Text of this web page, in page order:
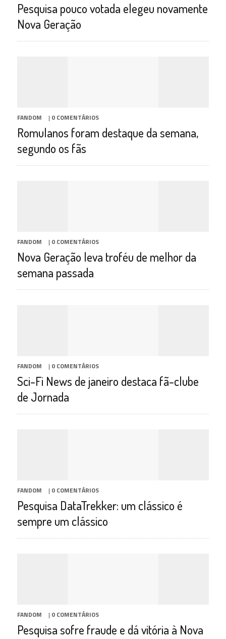
Pesquisa pouco votada elegeu novamente
Nova Geração
FANDOM | 0 COMENTÁRIOS
Romulanos foram destaque da semana,
segundo os fãs
FANDOM | 0 COMENTÁRIOS
Nova Geração leva troféu de melhor da
semana passada
FANDOM | 0 COMENTÁRIOS
Sci-Fi News de janeiro destaca fã-clube
de Jornada
FANDOM | 0 COMENTÁRIOS
Pesquisa DataTrekker: um clássico é
sempre um clássico
FANDOM | 0 COMENTÁRIOS
Pesquisa sofre fraude e dá vitória à Nova